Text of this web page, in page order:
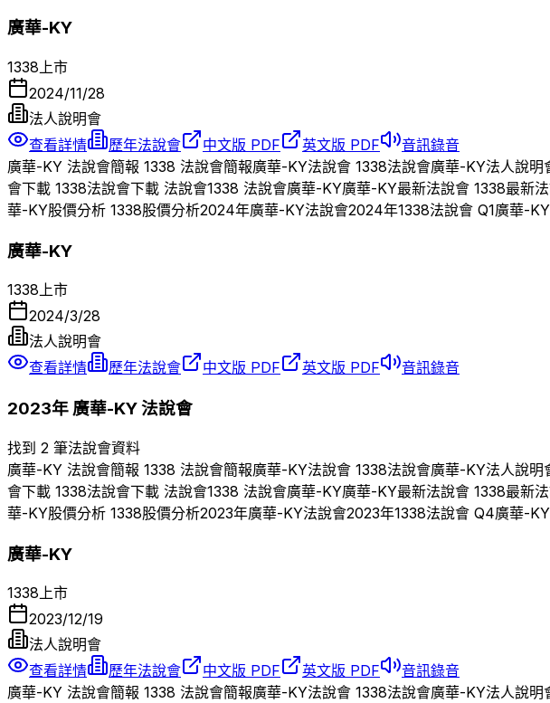
廣華-KY
1338 上市
2024/11/28
法人說明會
查看詳情
歷年法說會 中文版 PDF 英文版 PDF
音訊錄音
廣華-KY 法說會簡報 1338 法說會簡報廣華-KY法說會 1338法說會廣華-KY法人說明
會下載 1338法說會下載 法說會1338 法說會廣華-KY廣華-KY最新法說會 1338最新
華-KY股價分析 1338股價分析2024年廣華-KY法說會2024年1338法說會 Q1廣華-KY
廣華-KY
1338上市
2024/3/28
法人說明會
查看詳情
歷年法說會 中文版 PDF 英文版 PDF 音訊錄音
2023年 廣華-KY法說會
找到 2 筆法說會資料
廣華-KY 法說會簡報 1338 法說會簡報廣華-KY法說會 1338法說會廣華-KY法人說明
會下載 1338法說會下載 法說會1338 法說會廣華-KY廣華-KY最新法說會 1338最新
華-KY股價分析 1338股價分析2023年廣華-KY法說會2023年1338法說會 Q4廣華-KY
廣華-KY
1338上市
2023/12/19
法人說明會
查看詳情
歷年法說會 中文版 PDF 英文版 PDF
音訊錄音
廣華-KY 法說會簡報 1338 法說會簡報廣華-KY法說會 1338法說會廣華-KY法人說明